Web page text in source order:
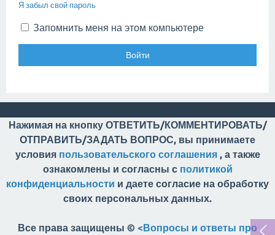
Я забыл свой пароль
Запомнить меня на этом компьютере
Нажимая на кнопку ОТВЕТИТЬ/КОММЕНТИРОВАТЬ/
ОТПРАВИТЬ/ЗАДАТЬ ВОПРОС, вы принимаете
условия пользовательского соглашения, а также
ознакомлены и согласны с политикой
конфиденциальности и даете согласие на обработку
своих персональных данных.
Все права защищены © <Вопросы и ответы про